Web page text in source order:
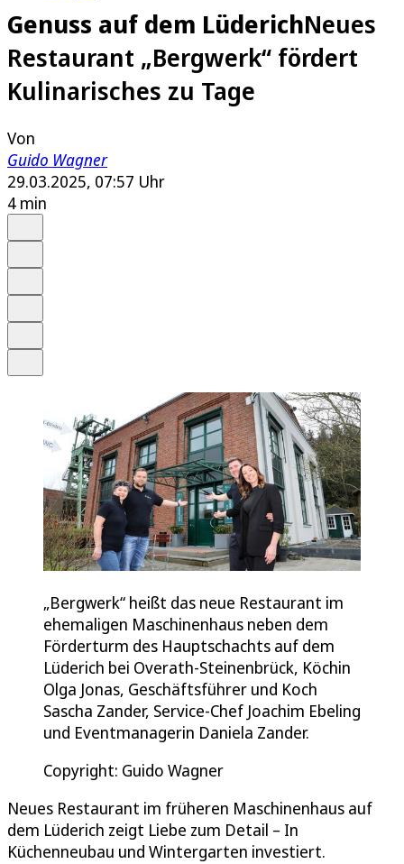
Genuss auf dem LüderichNeues
Restaurant „Bergwerk“ fördert
Kulinarisches zu Tage
Von
Guido Wagner
29.03.2025, 07:57 Uhr
4 min
„Bergwerk“ heißt das neue Restaurant im
ehemaligen Maschinenhaus neben dem
Förderturm des Hauptschachts auf dem
Lüderich bei Overath-Steinenbrück, Köchin
Olga Jonas, Geschäftsführer und Koch
Sascha Zander, Service-Chef Joachim Ebeling
und Eventmanagerin Daniela Zander.
Copyright: Guido Wagner
Neues Restaurant im früheren Maschinenhaus auf
dem Lüderich zeigt Liebe zum Detail – In
Küchenneubau und Wintergarten investiert.